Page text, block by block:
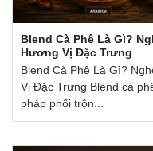
Blend Cà Phê Là Gì?
Hương Vị Đặc Trưng
Blend Cà Phê Là Gì?
Vị Đặc Trưng Blend cà
pháp phối trộn...